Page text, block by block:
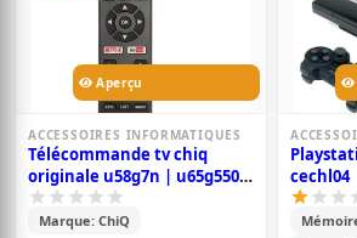
Aperçu
ACCESSOIRES INFORMATIQUES
Télécommande tv chiq
originale u58g7n | u65g5500
| u65g6 | u65q5t | u70g8 |
u75g8
Marque: ChiQ
cechl04